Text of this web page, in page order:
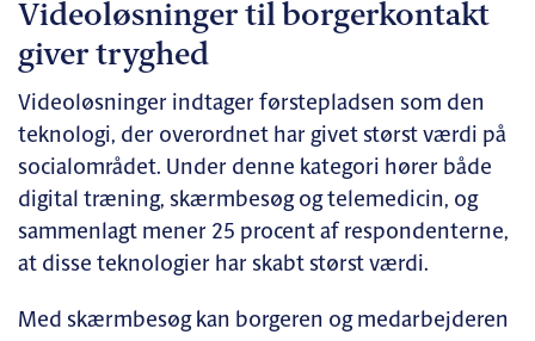
Videoløsninger til borgerkontakt
giver tryghed
Videoløsninger indtager førstepladsen som den
teknologi, der overordnet har givet størst værdi på
socialområdet. Under denne kategori hører både
digital træning, skærmbesøg og telemedicin, og
sammenlagt mener 25 procent af respondenterne,
at disse teknologier har skabt størst værdi.
Med skærmbesøg kan borgeren og medarbejderen